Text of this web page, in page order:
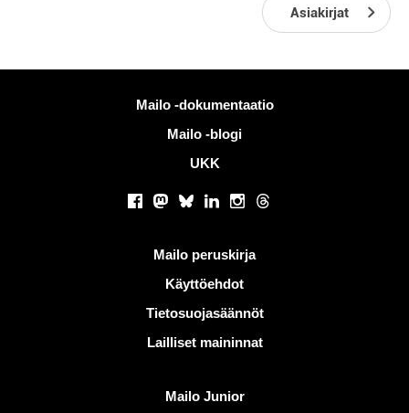
Asiakirjat
Mailo -dokumentaatio
Mailo -blogi
UKK
Facebook
Mastodon
BlueskyLinkedInInstagram
Threads
Mailo peruskirja
Käyttöehdot
Tietosuojasäännöt
Lailliset maininnat
Mailo Junior